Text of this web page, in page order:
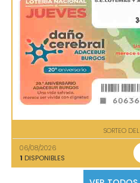
SORTEO
06/08/2026
1 DISPONIBLES